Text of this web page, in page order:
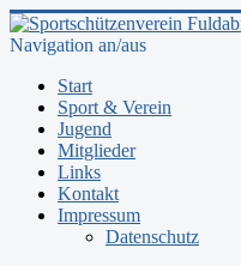
Navigation an/aus
Start
Sport & Verein
Jugend
Mitglieder
Links
Kontakt
Impressum
Datenschutz